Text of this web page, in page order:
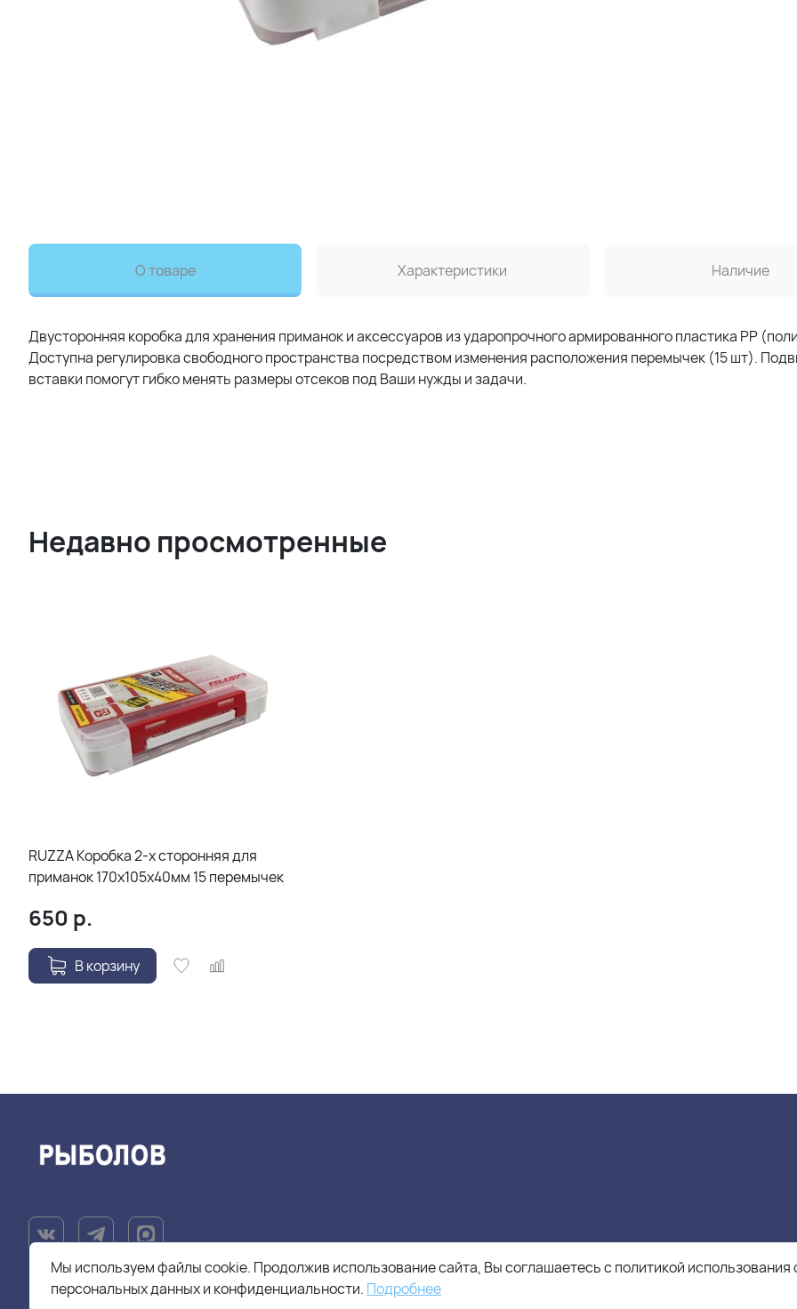
О товаре Характеристики Наличие
Двусторонняя коробка для хранения приманок и аксессуаров из ударопрочного армированного пластика PP
Доступна регулировка свободного пространства посредством изменения расположения перемычек (15 шт).
вставки помогут гибко менять размеры отсеков под Ваши нужды и задачи.
Недавно просмотренные
RUZZA Коробка 2-х сторонняя для
приманок 170x105x40мм 15 перемычек
650 р.
В корзину
Мы используем файлы cookie. Продолжив использование сайта, Вы соглашаетесь с политикой использования
персональных данных и конфиденциальности. Подробнее